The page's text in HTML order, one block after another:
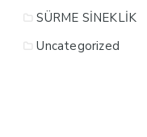
SÜRME SİNEKLİK
Uncategorized